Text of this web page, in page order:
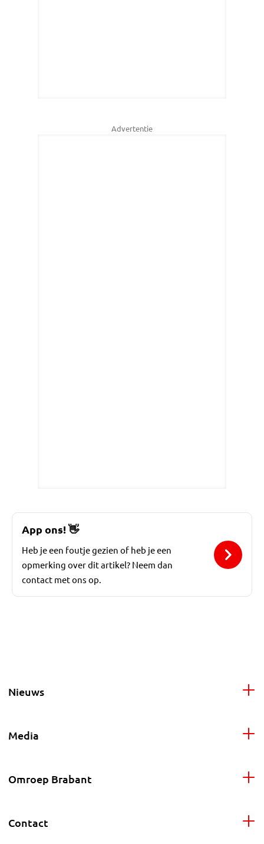
Advertentie
App ons!👋
Heb je een foutje gezien of heb je een
opmerking over dit artikel? Neem dan
contact met ons op.
Nieuws
Media
Omroep Brabant
Contact